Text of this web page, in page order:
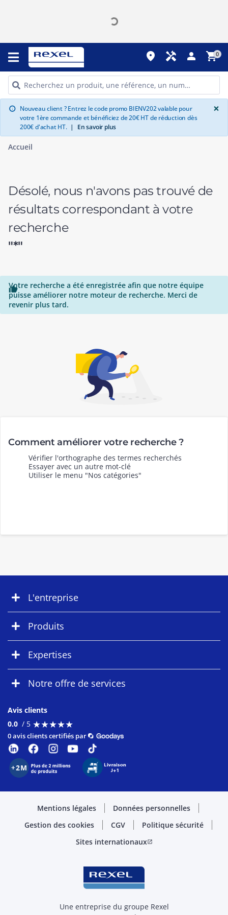
place handyman person shopping_cart0
info Nouveau client ? Entrez le code promo BIENV202 valable pour
votre 1ère commande et bénéficiez de 20€ HT de réduction dès
200€ d'achat HT. | En savoir plus
×
Accueil
Désolé, nous n'avons pas trouvé de
résultats correspondant à votre
recherche
"*"

Votre recherche a été enregistrée afin que notre équipe
puisse améliorer notre moteur de recherche. Merci de
revenir plus tard.
Comment améliorer votre recherche ?
Vérifier l'orthographe des termes recherchés
Essayer avec un autre mot-clé
Utiliser le menu "Nos catégories"
L'entreprise
Produits
Expertises
Notre offre de services
Avis clients
0.0 / 5 ★★★★★
★★★★★
0 avis clients certifiés par
Mentions légales
Données personnelles
Gestion des cookies
CGV
Politique sécurité
Sites internationauxopen_in_new
Une entreprise du groupe Rexel